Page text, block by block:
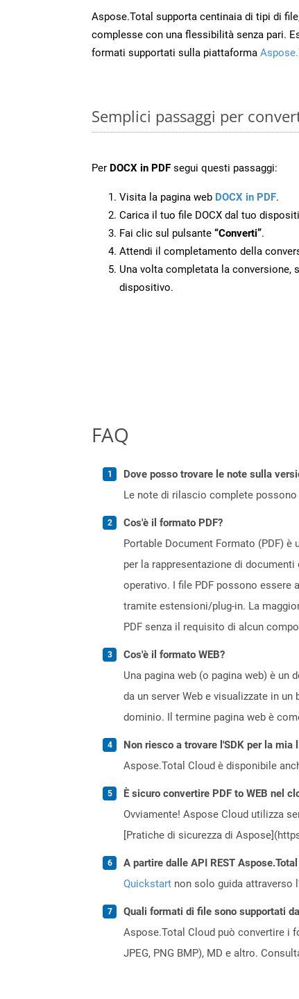
Aspose.Total supporta centinaia di tipi di
complesse con una flessibilità senza pari.
formati supportati sulla piattaforma
Semplici passaggi per
Per DOCX in PDF segui questi passaggi:
Visita la pagina web DOCX in PDF.
Carica il tuo file DOCX dal tuo
Fai clic sul pulsante “Converti”.
Attendi il completamento della
Una volta completata la conversione,
dispositivo.
FAQ
Dove posso trovare le note sulla
Le note di rilascio complete
Cos'è il formato PDF?
Portable Document Formato (PDF)
per la rappresentazione di
operativo. I file PDF possono essere
tramite estensioni/plug-in. La
PDF senza il requisito di alcun
Cos'è il formato WEB?
Una pagina web (o pagina web) è
da un server Web e visualizzate in
dominio. Il termine pagina web è
Non riesco a trovare l'SDK per la
Aspose.Total Cloud è disponibile
È sicuro convertire PDF to WEB nel
Ovviamente! Aspose Cloud utilizza
[Pratiche di sicurezza di
A partire dalle API REST
Quickstart non solo guida attraverso
Quali formati di file sono supportati
Aspose.Total Cloud può convertire i
JPEG, PNG BMP), MD e altro.